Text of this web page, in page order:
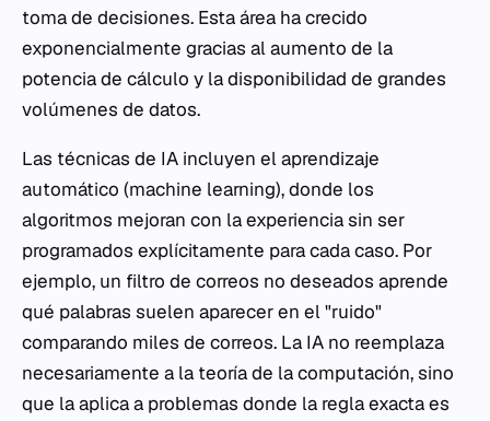
toma de decisiones. Esta área ha crecido
exponencialmente gracias al aumento de la
potencia de cálculo y la disponibilidad de grandes
volúmenes de datos.
Las técnicas de IA incluyen el aprendizaje
automático (machine learning), donde los
algoritmos mejoran con la experiencia sin ser
programados explícitamente para cada caso. Por
ejemplo, un filtro de correos no deseados aprende
qué palabras suelen aparecer en el "ruido"
comparando miles de correos. La IA no reemplaza
necesariamente a la teoría de la computación, sino
que la aplica a problemas donde la regla exacta es